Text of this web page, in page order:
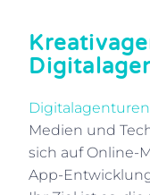
Digitalagenturen
Medien und
sich auf Online-
App-